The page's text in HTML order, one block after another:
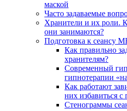
маской
Часто задаваемые
Хранители и их роли.
они занимаются?
Подготовка к
Как правильно
хранителям?
Современный
гипнотерапии
Как работают
них
Стенограммы